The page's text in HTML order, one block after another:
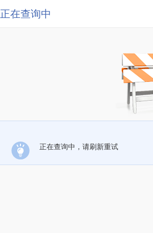
正在查询中
正在查询中，请刷新重试